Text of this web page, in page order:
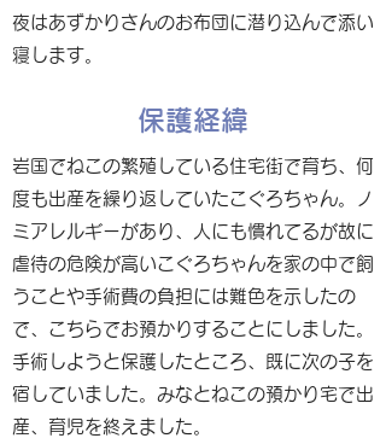
夜はあずかりさんのお布団に潜り込んで添い
寝します。
保護経緯
岩国でねこの繁殖している住宅街で育ち、何
度も出産を繰り返していたこぐろちゃん。ノ
ミアレルギーがあり、人にも慣れてるが故に
虐待の危険が高いこぐろちゃんを家の中で飼
うことや手術費の負担には難色を示したの
で、こちらでお預かりすることにしました。
手術しようと保護したところ、既に次の子を
宿していました。みなとねこの預かり宅で出
産、育児を終えました。